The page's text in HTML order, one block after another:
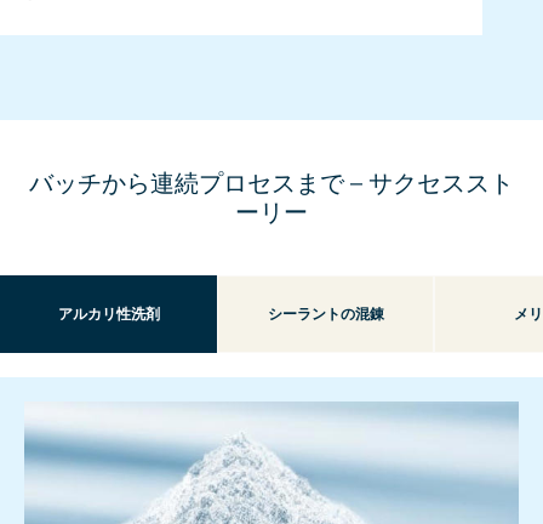
バッチから連続プロセスまで – サクセススト
ーリー
アルカリ性洗剤 シーラントの混錬 メ